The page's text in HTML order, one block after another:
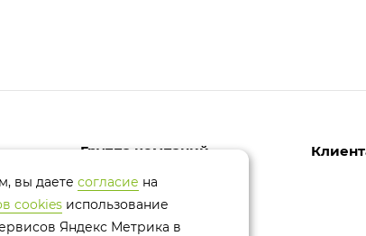
Группа компаний
О компании
История компании
вы даете согласие на
cookies использование
Яндекс Метрика в